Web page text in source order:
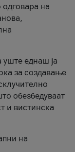
на
уште еднаш ја
за создавање
обезбедуваат
и вистинска
на